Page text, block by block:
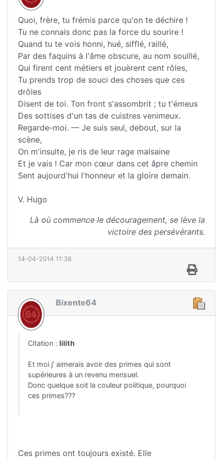
Quoi, frère, tu frémis parce qu'on te déchire !
Tu ne connais donc pas la force du sourire !
Quand tu te vois honni, hué, sifflé, raillé,
Par des faquins à l'âme obscure, au nom souillé,
Qui firent cent métiers et jouèrent cent rôles,
Tu prends trop de souci des choses que ces
drôles
Disent de toi. Ton front s'assombrit ; tu t'émeus
Des sottises d'un tas de cuistres venimeux.
Regarde-moi. — Je suis seul, debout, sur la
scène,
On m'insulte, je ris de leur rage malsaine
Et je vais ! Car mon cœur dans cet âpre chemin
Sent aujourd'hui l'honneur et la gloire demain.
V. Hugo
Là où commence le découragement, se lève la
victoire des persévérants.
14-04-2014 11:38
Bixente64
Citation : lilith
Et moi j' aimerais avoir des primes qui sont
supérieures à un revenu mensuel.
Donc quelque soit la couleur politique, pourquoi
ces primes???
Ces primes ont toujours existé. Elle